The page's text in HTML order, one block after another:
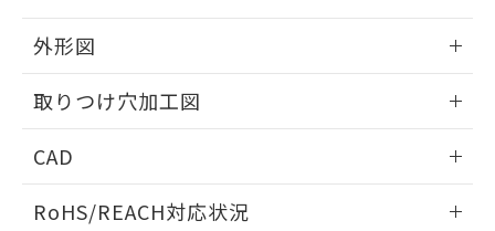
外形図
取りつけ穴加工図
CAD
ドすることができます。
RoHS/REACH対応状況
物質の対応では、対応完了までの期間は出
荷製品に未対応品が混在することから備考
既に当社にて対応品への在庫切替を完了
していることから、特段のことがない限
り、2022年1月12日より割愛しておりま